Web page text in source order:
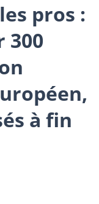
pros :
300
à fin